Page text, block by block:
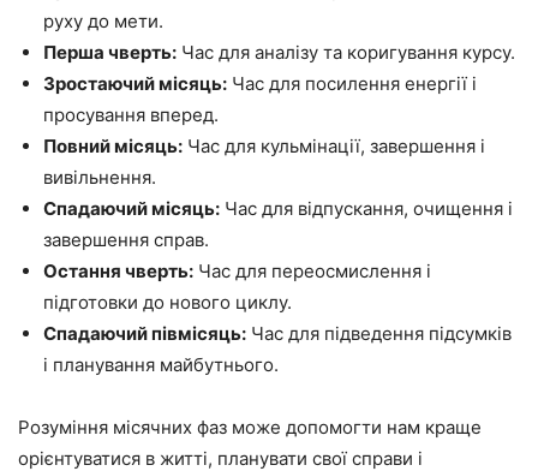
руху до мети.
Перша чверть: Час для аналізу та коригування курсу.
Зростаючий місяць: Час для посилення енергії і
просування вперед.
Повний місяць: Час для кульмінації, завершення і
вивільнення.
Спадаючий місяць: Час для відпускання, очищення і
завершення справ.
Остання чверть: Час для переосмислення і
підготовки до нового циклу.
Спадаючий півмісяць: Час для підведення підсумків
і планування майбутнього.
Розуміння місячних фаз може допомогти нам краще
орієнтуватися в житті, планувати свої справи і